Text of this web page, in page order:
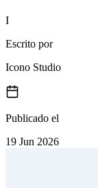
I
Escrito por
Icono Studio
Publicado el
19 Jun 2026